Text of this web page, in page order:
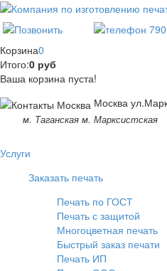
Корзина0
Итого:0 руб
Ваша корзина пуста!
Москва
м. Таганская м. Марксистская
Услуги
Заказать печать
Печать по ГОСТ
Печать с защитой
Многоцветная печать
Быстрый заказ печати
Печать ИП